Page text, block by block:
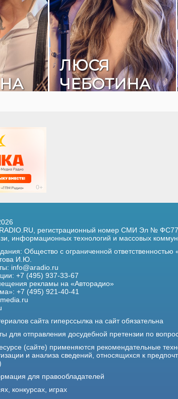
ЛЮСЯ
ЧЕБОТИНА
регистрационный номер СМИ Эл № ФС77-
информационных технологий и массовых
Общество с ограниченной
И.Ю.
info@aradio.ru
+7 (495) 937-33-67
рекламы на «Авторадио»
+7 (495) 921-40-41
сайта гиперссылка на сайт обязательна
для отправления досудебной претензии по
(сайте) применяются рекомендательные
и анализа сведений, относящихся к
для правообладателей
конкурсах, играх